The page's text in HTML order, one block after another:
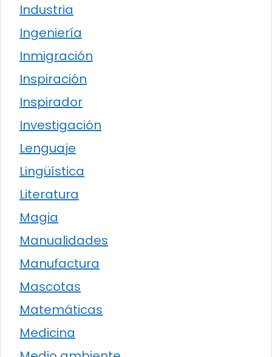
Industria
Ingeniería
Inmigración
Inspiración
Inspirador
Investigación
Lenguaje
Lingüística
Literatura
Magia
Manualidades
Manufactura
Mascotas
Matemáticas
Medicina